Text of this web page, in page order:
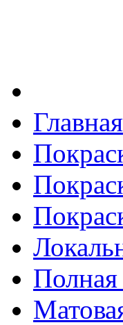
Главная
Полная